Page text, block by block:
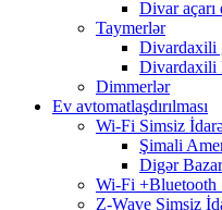
Divar açarı
Taymerlər
Divardaxili
Divardaxili
Dimmerlər
Ev avtomatlaşdırılması
Wi-Fi Simsiz
Şimali
Digər Bazar
Wi-Fi +Bluetooth
Z-Wave Simsiz